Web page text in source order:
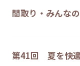
間取り・みんな
第41回 夏を快